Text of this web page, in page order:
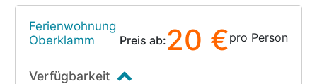
Ferienwohnung
Oberklamm
Preis ab:20 €pro Person
Verfügbarkeit